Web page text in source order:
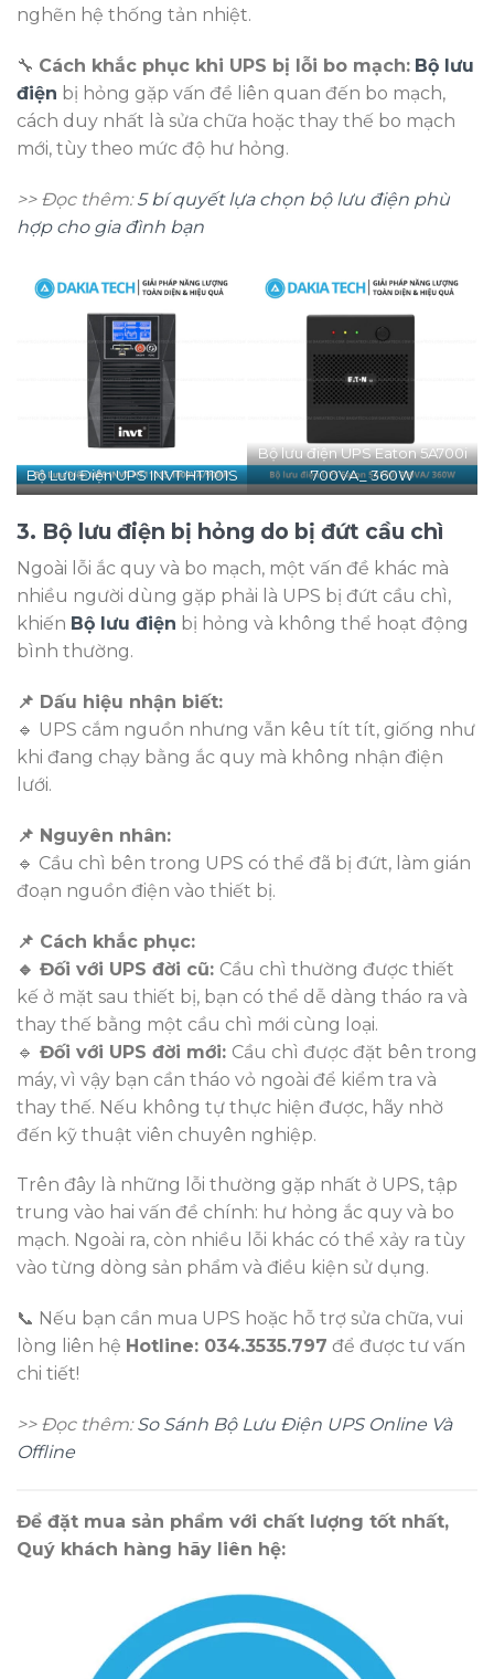
nghẽn hệ thống tản nhiệt.
🔧 Cách khắc phục khi UPS bị lỗi bo mạch: Bộ lưu
điện bị hỏng gặp vấn đề liên quan đến bo mạch,
cách duy nhất là sửa chữa hoặc thay thế bo mạch
mới, tùy theo mức độ hư hỏng.
>> Đọc thêm:5 bí quyết lựa chọn bộ lưu điện phù
hợp cho gia đình bạn
Bộ Lưu Điện UPS INVT HT1101S
Bộ lưu điện UPS Eaton 5A700i
700VA_ 360W
3. Bộ lưu điện bị hỏng do bị đứt cầu chì
Ngoài lỗi ắc quy và bo mạch, một vấn đề khác mà
nhiều người dùng gặp phải là UPS bị đứt cầu chì,
khiến Bộ lưu điện bị hỏng và không thể hoạt động
bình thường.
📌 Dấu hiệu nhận biết:
🔹 UPS cắm nguồn nhưng vẫn kêu tít tít, giống như
khi đang chạy bằng ắc quy mà không nhận điện
lưới.
📌 Nguyên nhân:
🔹 Cầu chì bên trong UPS có thể đã bị đứt, làm gián
đoạn nguồn điện vào thiết bị.
📌 Cách khắc phục:
🔹 Đối với UPS đời cũ: Cầu chì thường được thiết
kế ở mặt sau thiết bị, bạn có thể dễ dàng tháo ra và
thay thế bằng một cầu chì mới cùng loại.
🔹 Đối với UPS đời mới: Cầu chì được đặt bên trong
máy, vì vậy bạn cần tháo vỏ ngoài để kiểm tra và
thay thế. Nếu không tự thực hiện được, hãy nhờ
đến kỹ thuật viên chuyên nghiệp.
Trên đây là những lỗi thường gặp nhất ở UPS, tập
trung vào hai vấn đề chính: hư hỏng ắc quy và bo
mạch. Ngoài ra, còn nhiều lỗi khác có thể xảy ra tùy
vào từng dòng sản phẩm và điều kiện sử dụng.
📞 Nếu bạn cần mua UPS hoặc hỗ trợ sửa chữa, vui
lòng liên hệ Hotline: 034.3535.797 để được tư vấn
chi tiết!
>> Đọc thêm:So Sánh Bộ Lưu Điện UPS Online Và
Offline
Để đặt mua sản phẩm với chất lượng tốt nhất,
Quý khách hàng hãy liên hệ: